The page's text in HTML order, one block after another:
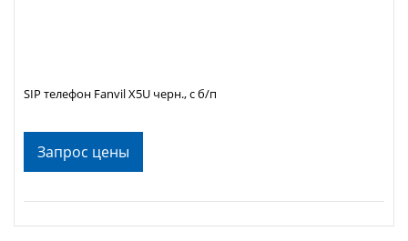
Запрос цены
SIP телефон Fanvil X5U черн., с б/п